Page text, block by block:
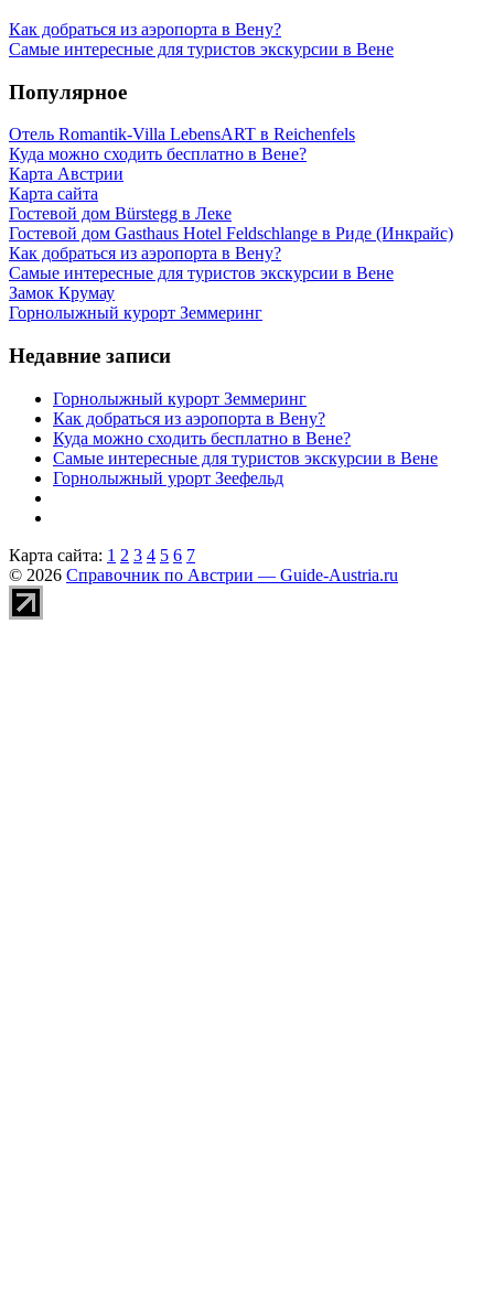
Как добраться из аэропорта в Вену?
Самые интересные для туристов экскурсии в Вене
Популярное
Отель Romantik-Villa LebensART в Reichenfels
Куда можно сходить бесплатно в Вене?
Карта Австрии
Карта сайта
Гостевой дом Bürstegg в Леке
Гостевой дом Gasthaus Hotel Feldschlange в Риде (Инкрайс)
Как добраться из аэропорта в Вену?
Самые интересные для туристов экскурсии в Вене
Замок Крумау
Горнолыжный курорт Земмеринг
Недавние записи
Горнолыжный курорт Земмеринг
Как добраться из аэропорта в Вену?
Куда можно сходить бесплатно в Вене?
Самые интересные для туристов экскурсии в Вене
Горнолыжный урорт Зеефельд
Карта сайта: 1 2 3 4 5 6 7
© 2026 Справочник по Австрии — Guide-Austria.ru